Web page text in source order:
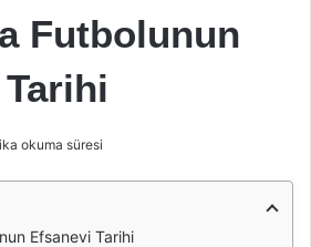
Futbolunun
okuma süresi
Efsanevi Tarihi